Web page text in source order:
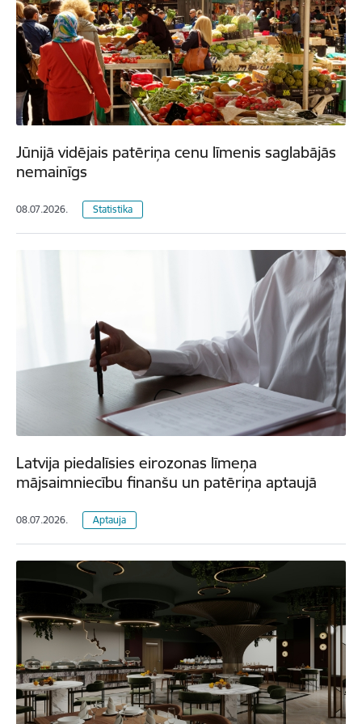
Jūnijā vidējais patēriņa cenu līmenis saglabājās
nemainīgs
08.07.2026. Statistika
Latvija piedalīsies eirozonas līmeņa
mājsaimniecību finanšu un patēriņa aptaujā
08.07.2026. Aptauja